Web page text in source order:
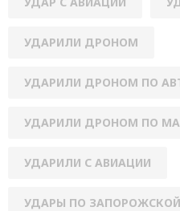
УДАРИЛИ ДРОНОМ
УДАРИЛИ ДРОНОМ ПО
УДАРИЛИ ДРОНОМ ПО
УДАРИЛИ С АВИАЦИИ
УДАРЫ ПО